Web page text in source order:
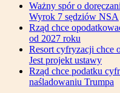
Ważny spór o
Wyrok 7 sędziów NSA
Rząd chce
od 2027 roku
Resort cyfryzacji chce
Jest projekt ustawy
Rząd chce podatku
naśladowaniu Trumpa